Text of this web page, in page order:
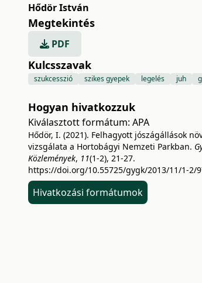
Hődör István
Megtekintés
PDF
Kulcsszavak
szukcesszió szikes gyepek legelés juh
Hogyan hivatkozzuk
Kiválasztott formátum: APA
Hődör, I. (2021). Felhagyott jószágállások
vizsgálata a Hortobágyi Nemzeti Parkban.
Közlemények, 11(1-2), 21-27.
https://doi.org/10.55725/gygk/2013/11/1-2/
Hivatkozási formátumok